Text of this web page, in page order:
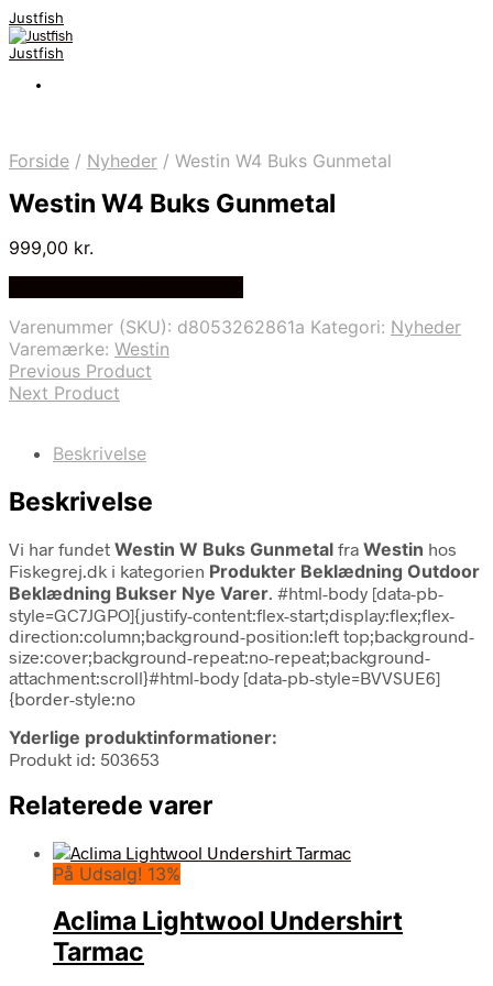
Justfish
Justfish
Forside / Nyheder / Westin W4 Buks Gunmetal
Westin W4 Buks Gunmetal
999,00 kr.
Varenummer (SKU): d8053262861a Kategori: Nyheder
Varemærke: Westin
Previous Product
Next Product
Beskrivelse
Beskrivelse
Vi har fundet Westin W Buks Gunmetal fra Westin hos
Fiskegrej.dk i kategorien Produkter Beklædning Outdoor
Beklædning Bukser Nye Varer. #html-body [data-pb-
style=GC7JGPO]{justify-content:flex-start;display:flex;flex-
direction:column;background-position:left top;background-
size:cover;background-repeat:no-repeat;background-
attachment:scroll}#html-body [data-pb-style=BVVSUE6]
{border-style:no
Yderlige produktinformationer:
Produkt id: 503653
Relaterede varer
På Udsalg! 13%
Aclima Lightwool Undershirt
Tarmac